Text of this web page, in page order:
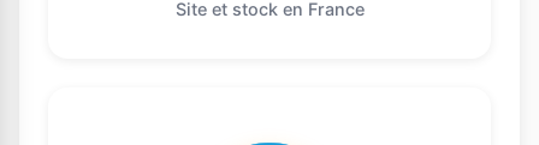
Site et stock en France